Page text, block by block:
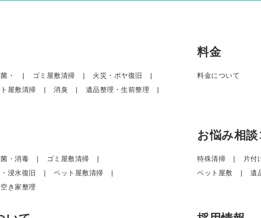
・ ゴミ屋敷清掃
火災・ボヤ復旧
屋敷清掃 消臭
遺品整理・生前整理
料金
料金について
・消毒
ゴミ屋敷清掃
浸水復旧
ペット屋敷清掃
空き家整理
お悩み相
特殊清掃 片付
ペット屋敷
遺